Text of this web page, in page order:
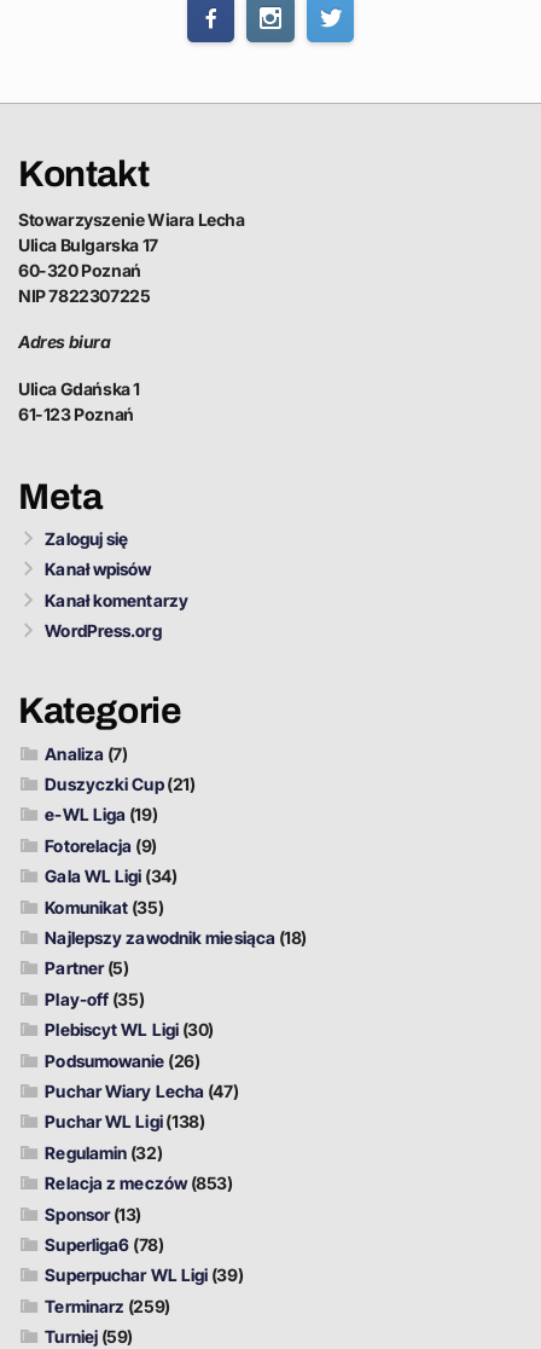
Kontakt
Stowarzyszenie Wiara Lecha
Ulica Bulgarska 17
60-320 Poznań
NIP 7822307225
Adres biura
Ulica Gdańska 1
61-123 Poznań
Meta
Zaloguj się
Kanał wpisów
Kanał komentarzy
WordPress.org
Kategorie
Analiza (7)
Duszyczki Cup(21)
e-WL Liga (19)
Fotorelacja (9)
Gala WL Ligi (34)
Komunikat (35)
Najlepszy zawodnik miesiąca (18)
Partner(5)
Play-off (35)
Plebiscyt WL Ligi (30)
Podsumowanie (26)
Puchar Wiary Lecha (47)
Puchar WL Ligi(138)
Regulamin (32)
Relacja z meczów(853)
Sponsor(13)
Superliga6 (78)
Superpuchar WL Ligi (39)
Terminarz (259)
Turniej (59)